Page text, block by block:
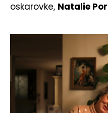
oskarovke, Natalie